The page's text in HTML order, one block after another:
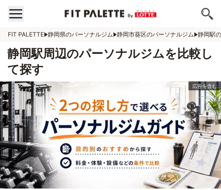
FIT PALETTE 静岡県のパーソナルジム 静岡市葵区のパーソナルジム 静岡駅
静岡駅周辺のパーソナルジムを比較し
て探す